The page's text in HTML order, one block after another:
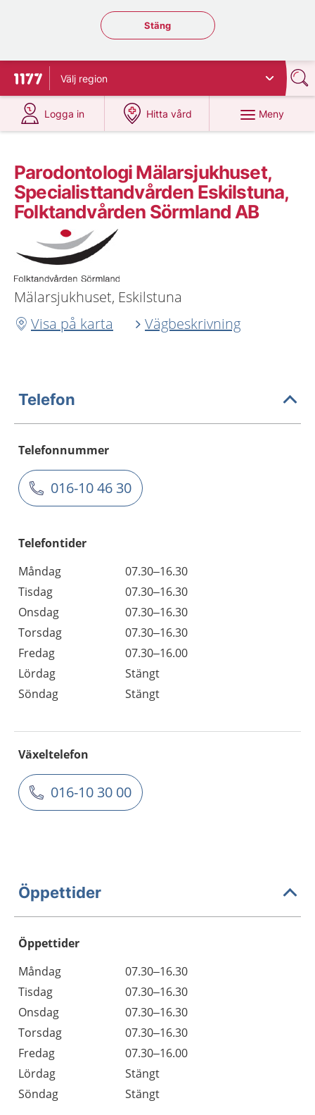
Stäng regionsväljaren
Stäng
Till startsidan för 1177
Välj region
Logga in
på 1177.se
Hitta vård
på 1177.se
Meny
Parodontologi Mälarsjukhuset,
Specialisttandvården Eskilstuna,
Folktandvården Sörmland AB
Mälarsjukhuset, Eskilstuna
Visa på karta
Vägbeskrivning
Telefon
Telefonnummer
016-10 46 30
Telefontider
Måndag
07.30–16.30
Tisdag
07.30–16.30
Onsdag
07.30–16.30
Torsdag
07.30–16.30
Fredag
07.30–16.00
Lördag
Stängt
Söndag
Stängt
Växeltelefon
016-10 30 00
Öppettider
Öppettider
Dag
Öppettider
Kommentarer
Måndag
07.30–16.30
Tisdag
07.30–16.30
Onsdag
07.30–16.30
Torsdag
07.30–16.30
Fredag
07.30–16.00
Lördag
Stängt
Söndag
Stängt